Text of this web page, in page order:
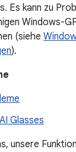
Es kann zu
Windows-
(siehe
).
Glasses
unsere